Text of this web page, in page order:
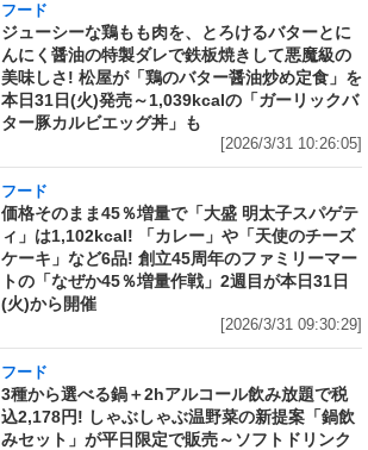
フード
ジューシーな鶏もも肉を、とろけるバターとに
んにく醤油の特製ダレで鉄板焼きして悪魔級の
美味しさ! 松屋が「鶏のバター醤油炒め定食」を
本日31日(火)発売～1,039kcalの「ガーリックバ
ター豚カルビエッグ丼」も
[2026/3/31 10:26:05]
フード
価格そのまま45％増量で「大盛 明太子スパゲテ
ィ」は1,102kcal! 「カレー」や「天使のチーズ
ケーキ」など6品! 創立45周年のファミリーマー
トの「なぜか45％増量作戦」2週目が本日31日
(火)から開催
[2026/3/31 09:30:29]
フード
3種から選べる鍋＋2hアルコール飲み放題で税
込2,178円! しゃぶしゃぶ温野菜の新提案「鍋飲
みセット」が平日限定で販売～ソフトドリンク